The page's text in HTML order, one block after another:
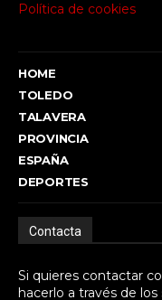
Política de cookies
HOME
TOLEDO
TALAVERA
PROVINCIA
ESPAÑA
DEPORTES
Contacta
Si quieres contactar
hacerlo a través de